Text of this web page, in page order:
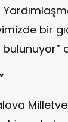
bir
bulunuyor”